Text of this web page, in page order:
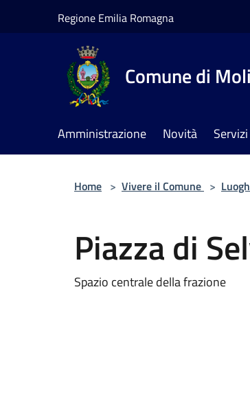
Regione Emilia Romagna
Comune di
Amministrazione Novità Servizi
Home > Vivere il Comune >
Piazza di
Spazio centrale della frazione